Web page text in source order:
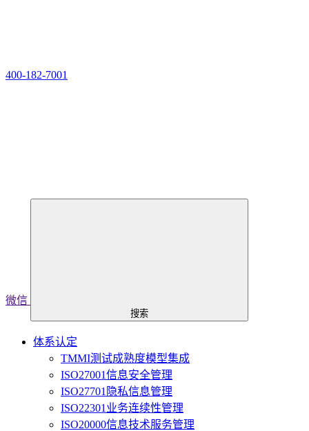
400-182-7001
微信
搜索
体系认定
TMMI测试成熟度模型集成
ISO27001信息安全管理
ISO27701隐私信息管理
ISO22301业务连续性管理
ISO20000信息技术服务管理